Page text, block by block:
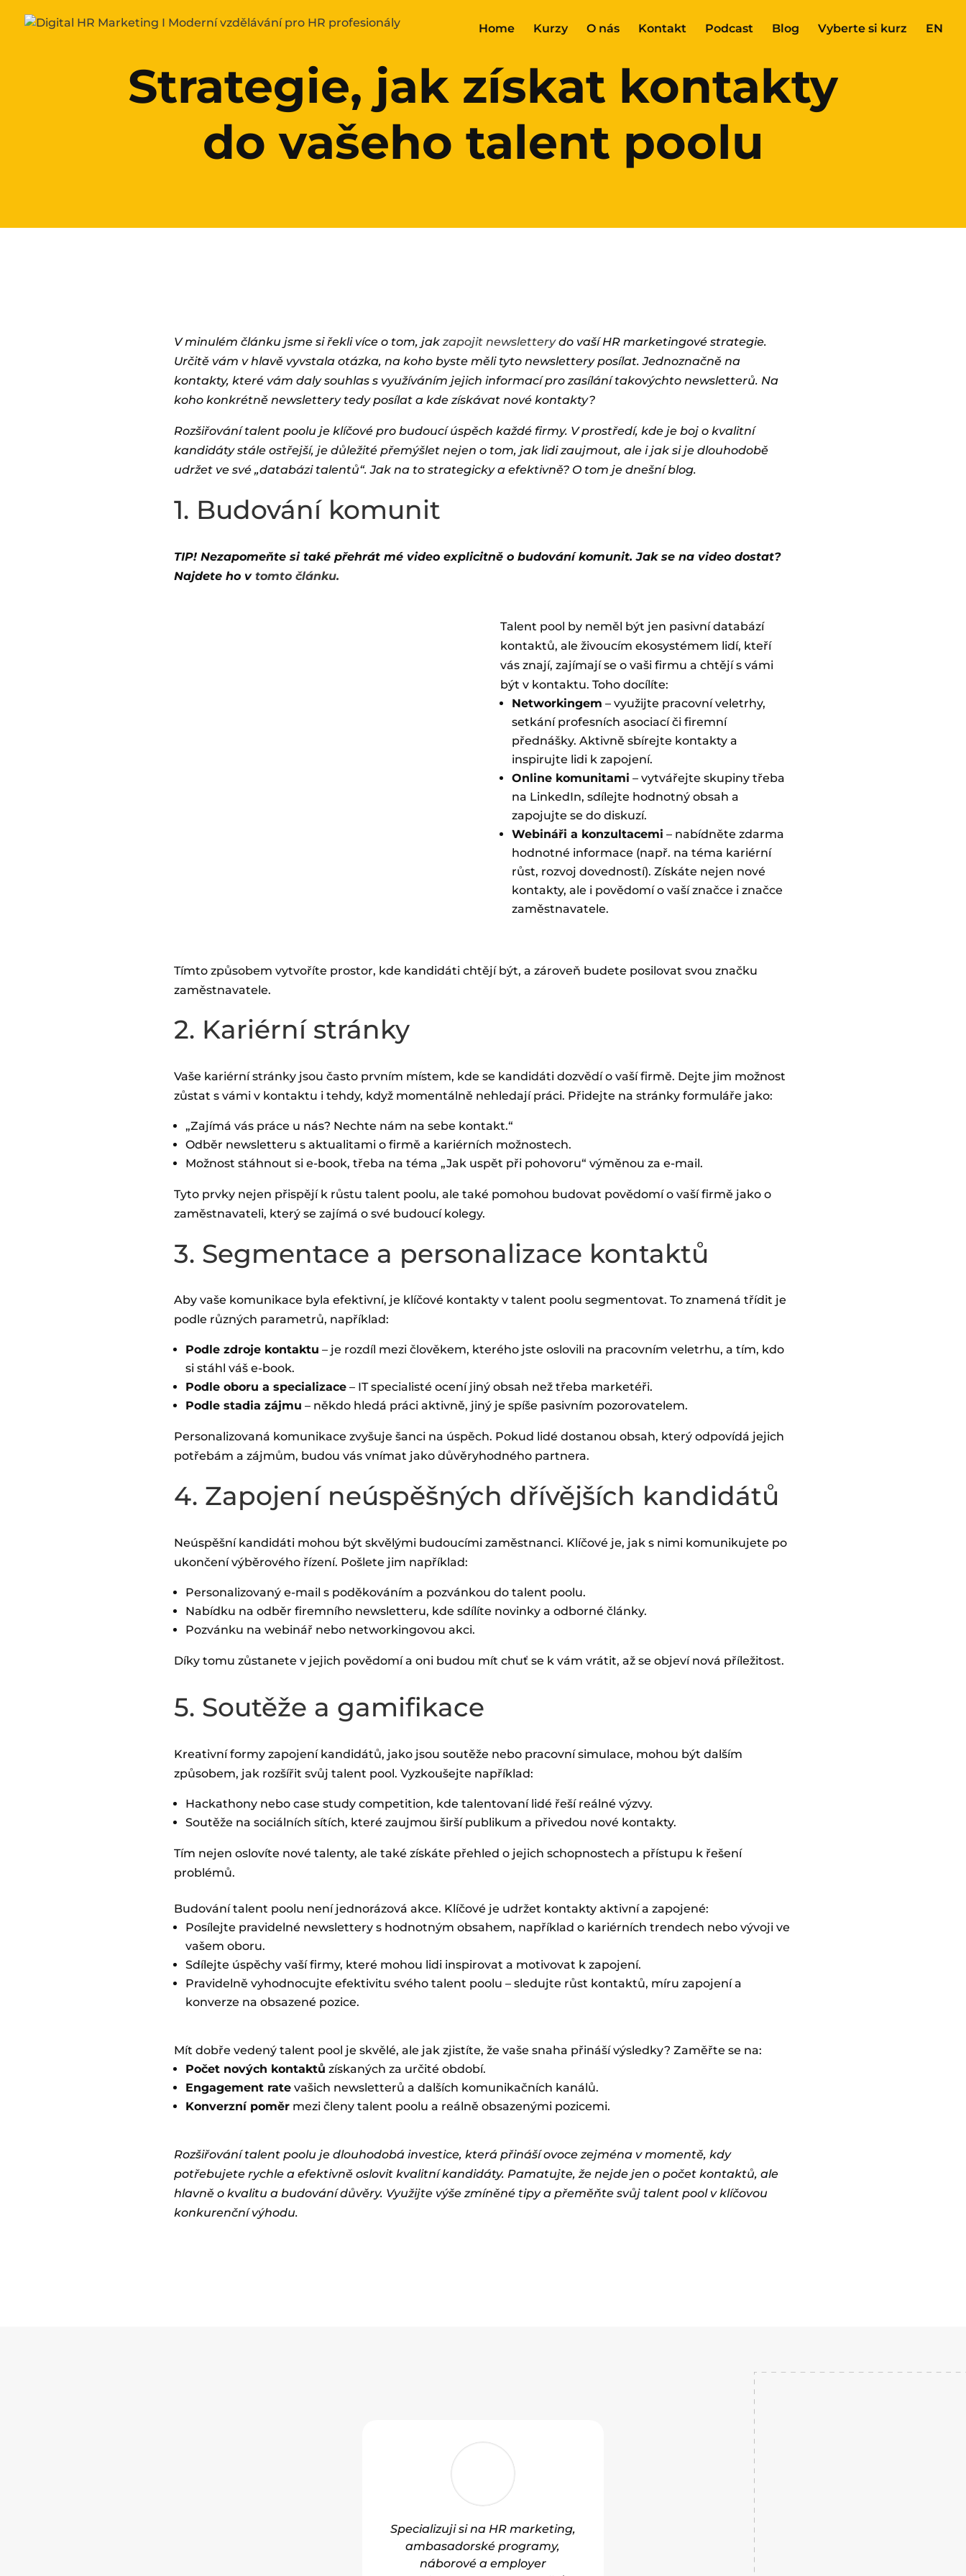
Home Kurzy O nás Kontakt Podcast Blog Vyberte si kurz EN
Strategie, jak získat kontakty
do vašeho talent poolu
V minulém článku jsme si řekli více o tom, jak zapojit newsletterydo vaší HR marketingové strategie.
Určitě vám v hlavě vyvstala otázka, na koho byste měli tyto newslettery posílat. Jednoznačně na
kontakty, které vám daly souhlas s využíváním jejich informací pro zasílání takovýchto newsletterů. Na
koho konkrétně newslettery tedy posílat a kde získávat nové kontakty?
Rozšiřování talent poolu je klíčové pro budoucí úspěch každé firmy. V prostředí, kde je boj o kvalitní
kandidáty stále ostřejší, je důležité přemýšlet nejen o tom, jak lidi zaujmout, ale i jak si je dlouhodobě
udržet ve své „databázi talentů“. Jak na to strategicky a efektivně? O tom je dnešní blog.
1. Budování komunit
TIP! Nezapomeňte si také přehrát mé video explicitně o budování komunit. Jak se na video dostat?
Najdete ho vtomto článku.
Talent pool by neměl být jen pasivní databází
kontaktů, ale živoucím ekosystémem lidí, kteří
vás znají, zajímají se o vaši firmu a chtějí s vámi
být v kontaktu. Toho docílíte:
Networkingem – využijte pracovní veletrhy,
setkání profesních asociací či firemní
přednášky. Aktivně sbírejte kontakty a
inspirujte lidi k zapojení.
Online komunitami – vytvářejte skupiny třeba
na LinkedIn, sdílejte hodnotný obsah a
zapojujte se do diskuzí.
Webináři a konzultacemi – nabídněte zdarma
hodnotné informace (např. na téma kariérní
růst, rozvoj dovedností). Získáte nejen nové
kontakty, ale i povědomí o vaší značce i značce
zaměstnavatele.
Tímto způsobem vytvoříte prostor, kde kandidáti chtějí být, a zároveň budete posilovat svou značku
zaměstnavatele.
2. Kariérní stránky
Vaše kariérní stránky jsou často prvním místem, kde se kandidáti dozvědí o vaší firmě. Dejte jim možnost
zůstat s vámi v kontaktu i tehdy, když momentálně nehledají práci. Přidejte na stránky formuláře jako:
„Zajímá vás práce u nás? Nechte nám na sebe kontakt.“
Odběr newsletteru s aktualitami o firmě a kariérních možnostech.
Možnost stáhnout si e-book, třeba na téma „Jak uspět při pohovoru“ výměnou za e-mail.
Tyto prvky nejen přispějí k růstu talent poolu, ale také pomohou budovat povědomí o vaší firmě jako o
zaměstnavateli, který se zajímá o své budoucí kolegy.
3. Segmentace a personalizace kontaktů
Aby vaše komunikace byla efektivní, je klíčové kontakty v talent poolu segmentovat. To znamená třídit je
podle různých parametrů, například:
Podle zdroje kontaktu – je rozdíl mezi člověkem, kterého jste oslovili na pracovním veletrhu, a tím, kdo
si stáhl váš e-book.
Podle oboru a specializace– IT specialisté ocení jiný obsah než třeba marketéři.
Podle stadia zájmu – někdo hledá práci aktivně, jiný je spíše pasivním pozorovatelem.
Personalizovaná komunikace zvyšuje šanci na úspěch. Pokud lidé dostanou obsah, který odpovídá jejich
potřebám a zájmům, budou vás vnímat jako důvěryhodného partnera.
4. Zapojení neúspěšných dřívějších kandidátů
Neúspěšní kandidáti mohou být skvělými budoucími zaměstnanci. Klíčové je, jak s nimi komunikujete po
ukončení výběrového řízení. Pošlete jim například:
Personalizovaný e-mail s poděkováním a pozvánkou do talent poolu.
Nabídku na odběr firemního newsletteru, kde sdílíte novinky a odborné články.
Pozvánku na webinář nebo networkingovou akci.
Díky tomu zůstanete v jejich povědomí a oni budou mít chuť se k vám vrátit, až se objeví nová příležitost.
5. Soutěže a gamifikace
Kreativní formy zapojení kandidátů, jako jsou soutěže nebo pracovní simulace, mohou být dalším
způsobem, jak rozšířit svůj talent pool. Vyzkoušejte například:
Hackathony nebo case study competition, kde talentovaní lidé řeší reálné výzvy.
Soutěže na sociálních sítích, které zaujmou širší publikum a přivedou nové kontakty.
Tím nejen oslovíte nové talenty, ale také získáte přehled o jejich schopnostech a přístupu k řešení
problémů.
Budování talent poolu není jednorázová akce. Klíčové je udržet kontakty aktivní a zapojené:
Posílejte pravidelné newslettery s hodnotným obsahem, například o kariérních trendech nebo vývoji ve
vašem oboru.
Sdílejte úspěchy vaší firmy, které mohou lidi inspirovat a motivovat k zapojení.
Pravidelně vyhodnocujte efektivitu svého talent poolu – sledujte růst kontaktů, míru zapojení a
konverze na obsazené pozice.
Mít dobře vedený talent pool je skvělé, ale jak zjistíte, že vaše snaha přináší výsledky? Zaměřte se na:
Počet nových kontaktů získaných za určité období.
Engagement ratevašich newsletterů a dalších komunikačních kanálů.
Konverzní poměrmezi členy talent poolu a reálně obsazenými pozicemi.
Rozšiřování talent poolu je dlouhodobá investice, která přináší ovoce zejména v momentě, kdy
potřebujete rychle a efektivně oslovit kvalitní kandidáty. Pamatujte, že nejde jen o počet kontaktů, ale
hlavně o kvalitu a budování důvěry. Využijte výše zmíněné tipy a přeměňte svůj talent pool v klíčovou
konkurenční výhodu.
Specializuji si na HR marketing,
ambasadorské programy,
náborové a employer